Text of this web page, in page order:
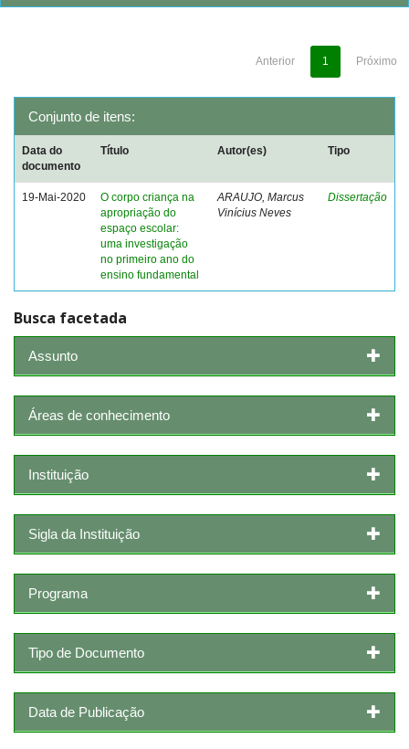
Anterior 1 Próximo
Conjunto de itens:
Data do
documento
Título Autor(es) Tipo
19-Mai-2020
O corpo criança na
apropriação do
espaço escolar:
uma investigação
no primeiro ano do
ensino fundamental
ARAUJO, Marcus
Vinícius Neves
Dissertação
Busca facetada
Assunto
Áreas de conhecimento
Instituição
Sigla da Instituição
Programa
Tipo de Documento
Data de Publicação